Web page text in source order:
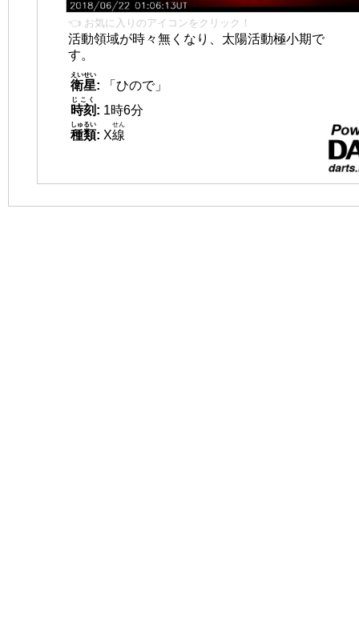
👈 お気に入りのアイコンをクリック！
活動領域が時々無くなり、太陽活動極小期で
す。
衛星
えいせい
:
「ひので」
時刻
じこく
: 1時6分
種類
しゅるい
: X線
せん